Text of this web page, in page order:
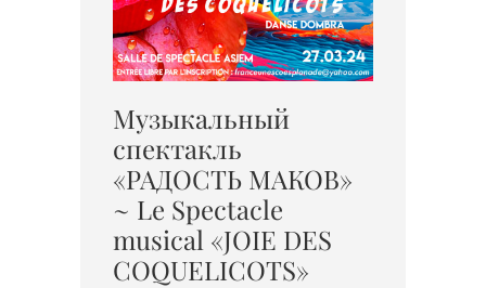
Музыкальный
спектакль
«РАДОСТЬ МАКОВ»
~ Le Spectacle
musical «JOIE DES
COQUELICOTS»